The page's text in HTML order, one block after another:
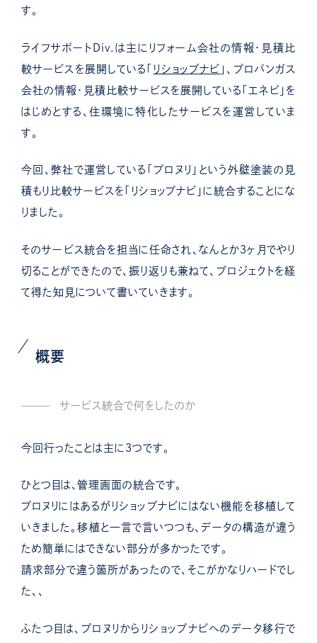
す。
ライフサポートDiv.は主にリフォーム会社の情報・見積比
較サービスを展開している「
リショップナビ 」、プロパンガス
会社の情報・見積比較サービスを展開している「エネピ」を
はじめとする、住環境に特化したサービスを運営していま
す。
今回、弊社で運営している「プロヌリ」という外壁塗装の見
積もり比較サービスを「リショップナビ」に統合することにな
りました。
そのサービス統合を担当に任命され、なんとか３ヶ月でやり
切ることができたので、振り返りも兼ねて、プロジェクトを経
て得た知見について書いていきます。
概要
サービス統合で何をしたのか
今回行ったことは主に３つです。
ひとつ目は、管理画面の統合です。
プロヌリにはあるがリショップナビにはない機能を移植して
いきました。移植と一言で言いつつも、データの構造が違う
ため簡単にはできない部分が多かったです。
請求部分で違う箇所があったので、そこがかなりハードでし
た、、
ふたつ目は、プロヌリからリショップナビへのデータ移行で